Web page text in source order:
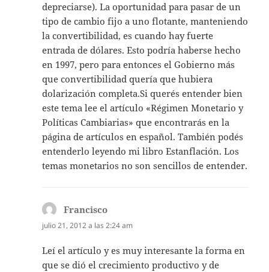
depreciarse). La oportunidad para pasar de un
tipo de cambio fijo a uno flotante, manteniendo
la convertibilidad, es cuando hay fuerte
entrada de dólares. Esto podría haberse hecho
en 1997, pero para entonces el Gobierno más
que convertibilidad quería que hubiera
dolarización completa.Si querés entender bien
este tema lee el artículo «Régimen Monetario y
Políticas Cambiarias» que encontrarás en la
página de artículos en español. También podés
entenderlo leyendo mi libro Estanflación. Los
temas monetarios no son sencillos de entender.
Francisco
julio 21, 2012 a las 2:24 am
Leí el artículo y es muy interesante la forma en
que se dió el crecimiento productivo y de